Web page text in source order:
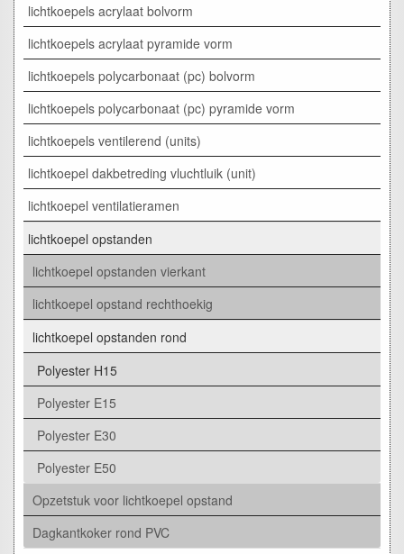
lichtkoepels acrylaat bolvorm
lichtkoepels acrylaat pyramide vorm
lichtkoepels polycarbonaat (pc) bolvorm
lichtkoepels polycarbonaat (pc) pyramide vorm
lichtkoepels ventilerend (units)
lichtkoepel dakbetreding vluchtluik (unit)
lichtkoepel ventilatieramen
lichtkoepel opstanden
lichtkoepel opstanden vierkant
lichtkoepel opstand rechthoekig
lichtkoepel opstanden rond
Polyester H15
Polyester E15
Polyester E30
Polyester E50
Opzetstuk voor lichtkoepel opstand
Dagkantkoker rond PVC